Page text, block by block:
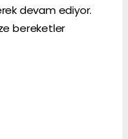
devam ediyor.
bereketler